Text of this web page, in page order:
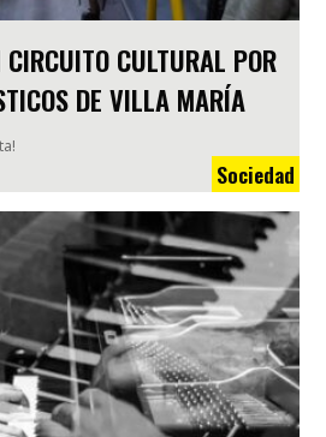
CULTURAL POR
DE VILLA MARÍA
Sociedad